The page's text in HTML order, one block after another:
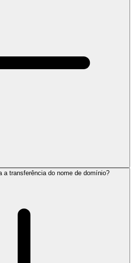
a transferência do nome de domínio?